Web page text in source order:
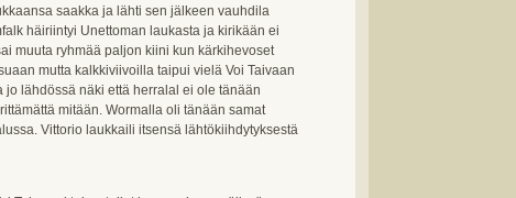
saakka ja lähti sen jälkeen vauhdila
häiriintyi Unettoman laukasta ja kirikään ei
muuta ryhmää paljon kiini kun kärkihevoset
mutta kalkkiviivoilla taipui vielä Voi Taivaan
lähdössä näki että herralal ei ole tänään
mitään. Wormalla oli tänään samat
Vittorio laukkaili itsensä lähtökiihdytyksestä